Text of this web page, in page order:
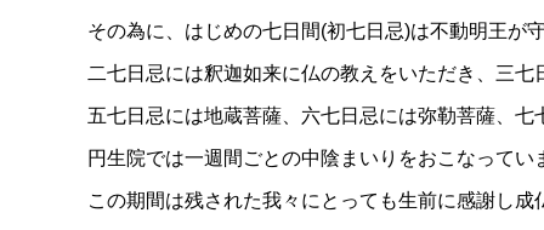
その為に、はじめの七日間(初七日忌)は不動明王が
二七日忌には釈迦如来に仏の教えをいただき、三
五七日忌には地蔵菩薩、六七日忌には弥勒菩薩、
円生院では一週間ごとの中陰まいりをおこなって
この期間は残された我々にとっても生前に感謝し成